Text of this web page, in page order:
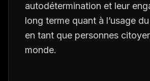
autodétermination et leur
long terme quant à l’usage
en tant que personnes
monde.